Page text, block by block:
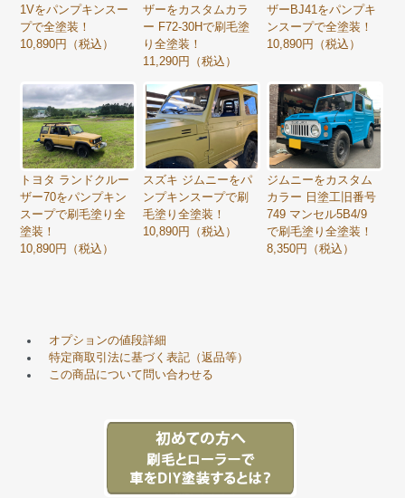
1Vをパンプキンスー
プで全塗装！
10,890円（税込）
ザーをカスタムカラ
ー F72-30Hで刷毛塗
り全塗装！
11,290円（税込）
ザーBJ41をパンプキ
ンスープで全塗装！
10,890円（税込）
トヨタ ランドクルー
ザー70をパンプキン
スープで刷毛塗り全
塗装！
10,890円（税込）
スズキ ジムニーをパ
ンプキンスープで刷
毛塗り全塗装！
10,890円（税込）
ジムニーをカスタム
カラー 日塗工旧番号
749 マンセル5B4/9
で刷毛塗り全塗装！
8,350円（税込）
オプションの値段詳細
特定商取引法に基づく表記（返品等）
この商品について問い合わせる